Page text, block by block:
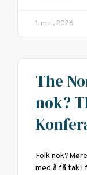
1. mai, 2026
The
nok?
Folk
med å få tak i